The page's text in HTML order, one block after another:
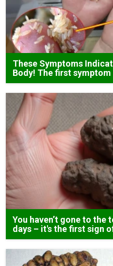
These Symptoms
Body! The first symptom
You haven’t gone to
days – it's the first sign